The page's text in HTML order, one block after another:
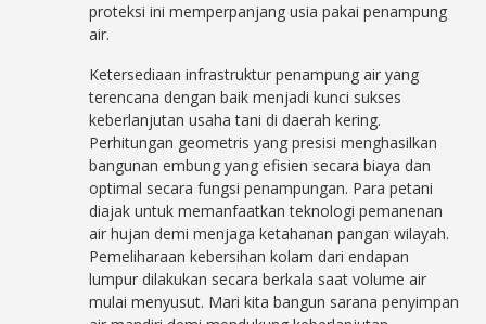
proteksi ini memperpanjang usia pakai penampung
air.
Ketersediaan infrastruktur penampung air yang
terencana dengan baik menjadi kunci sukses
keberlanjutan usaha tani di daerah kering.
Perhitungan geometris yang presisi menghasilkan
bangunan embung yang efisien secara biaya dan
optimal secara fungsi penampungan. Para petani
diajak untuk memanfaatkan teknologi pemanenan
air hujan demi menjaga ketahanan pangan wilayah.
Pemeliharaan kebersihan kolam dari endapan
lumpur dilakukan secara berkala saat volume air
mulai menyusut. Mari kita bangun sarana penyimpan